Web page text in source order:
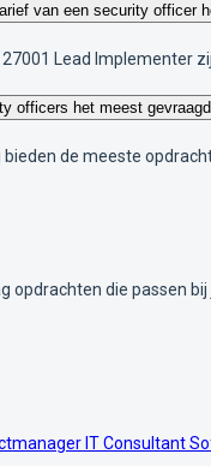
van een security officer
27001 Lead
officers het meest
de meeste
opdrachten die passen bij
IT Consultant